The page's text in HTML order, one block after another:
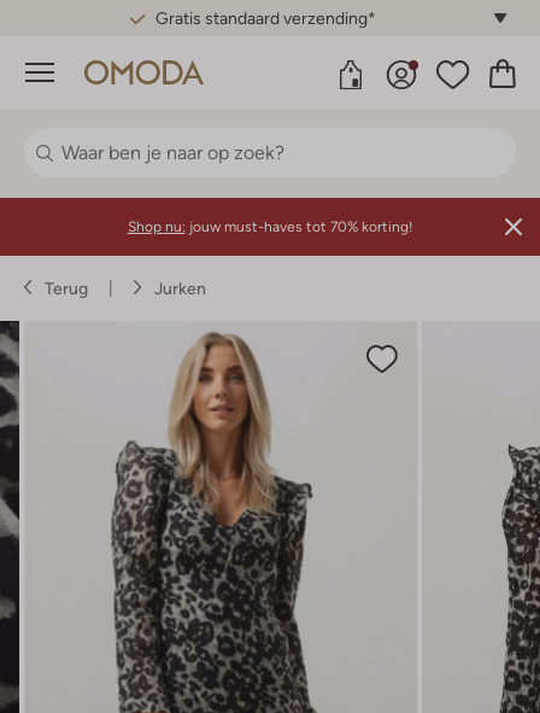
Gratis standaard verzending*
Menu
Shop nu: jouw must-haves tot 70% korting!
Terug Jurken